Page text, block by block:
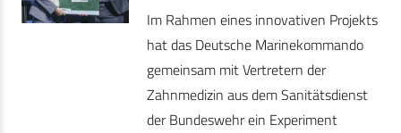
Im Rahmen eines innovativen Projekts
hat das Deutsche Marinekommando
gemeinsam mit Vertretern der
Zahnmedizin aus dem Sanitätsdienst
der Bundeswehr ein Experiment